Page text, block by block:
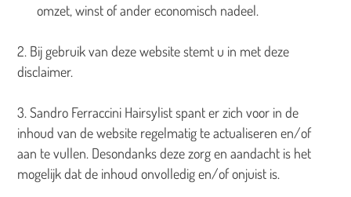
omzet, winst of ander economisch nadeel.
2. Bij gebruik van deze website stemt u in met deze
disclaimer.
3. Sandro Ferraccini Hairsylist spant er zich voor in de
inhoud van de website regelmatig te actualiseren en/of
aan te vullen. Desondanks deze zorg en aandacht is het
mogelijk dat de inhoud onvolledig en/of onjuist is.